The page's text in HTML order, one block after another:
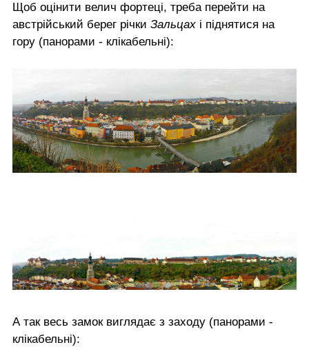
Щоб оцінити велич фортеці, треба перейти на
австрійський берег річки Зальцах і піднятися на
гору (панорами - клікабельні):
А так весь замок виглядає з заходу (панорами -
клікабельні):